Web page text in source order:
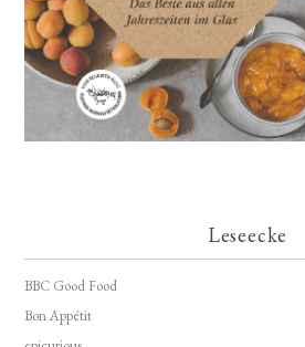
Leseecke
BBC Good Food
Bon Appétit